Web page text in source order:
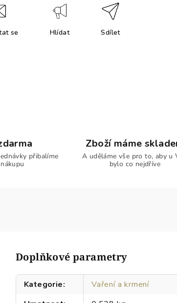
se Hlídat Sdílet
přibalíme
Zboží máme
A uděláme vše pro to, aby u
bylo co nejdříve
Doplňkové parametry
Kategorie:
Vaření a krmení